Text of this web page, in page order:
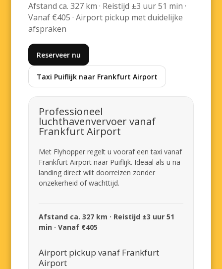
Afstand ca. 327 km · Reistijd ±3 uur 51 min ·
Vanaf €405 · Airport pickup met duidelijke
afspraken
Reserveer nu
Taxi Puiflijk naar Frankfurt Airport
Professioneel
luchthavenvervoer vanaf
Frankfurt Airport
Met Flyhopper regelt u vooraf een taxi vanaf
Frankfurt Airport naar Puiflijk. Ideaal als u na
landing direct wilt doorreizen zonder
onzekerheid of wachttijd.
Afstand ca. 327 km · Reistijd ±3 uur 51
min · Vanaf €405
Airport pickup vanaf Frankfurt
Airport